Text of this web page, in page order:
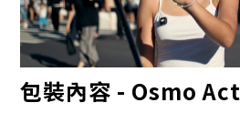
包裝內容 - Osmo